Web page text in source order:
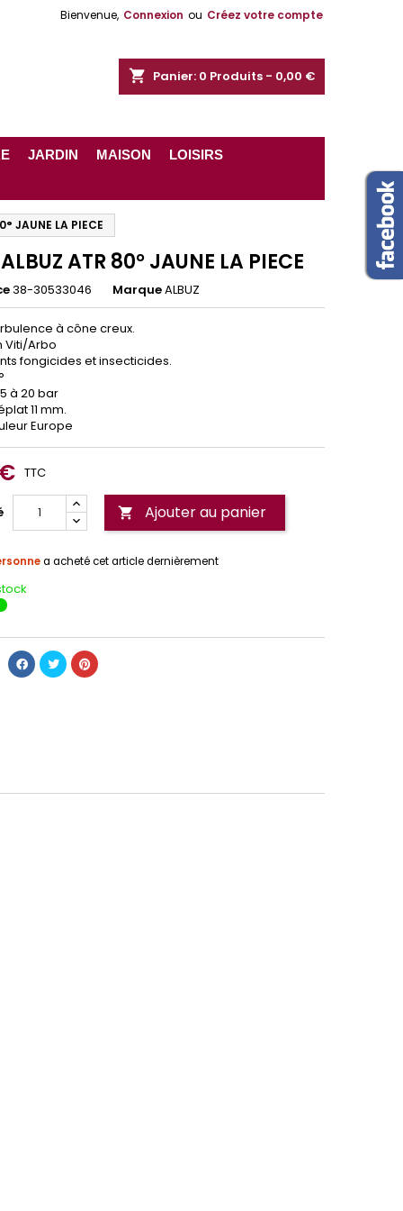
Bienvenue, Connexion ou Créez votre compte
shopping_cart Panier: 0 Produits - 0,00 €
JARDIN MAISON LOISIRS
JAUNE LA PIECE
ATR 80° JAUNE LA PIECE
38-30533046 MarqueALBUZ
à cône creux.
Viti/Arbo
fongicides et insecticides.
à 20 bar
11 mm.
Europe
TTC
 Ajouter au panier
a acheté cet article dernièrement